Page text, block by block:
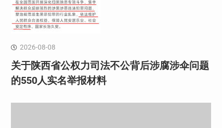
2026-08-08
关于陕西省公权力司法不公背后涉腐涉伞问题
的550人实名举报材料